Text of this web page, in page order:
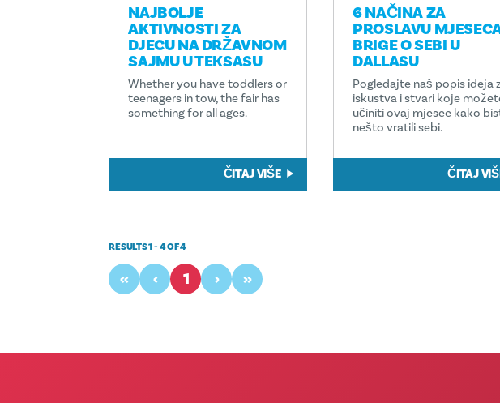
NAJBOLJE
AKTIVNOSTI ZA
DJECU NA DRŽAVNOM
SAJMU U TEKSASU
Whether you have toddlers or
teenagers in tow, the fair has
something for all ages.
ČITAJ VIŠE
6 NAČINA ZA
PROSLAVU
BRIGE O SEBI U
DALLASU
Pogledajte naš popis ideja
iskustva i stvari koje
učiniti ovaj mjesec kako
nešto vratili sebi.
ČITAJ
RESULTS 1 - 4 OF 4
‹‹ ‹ 1 › ››